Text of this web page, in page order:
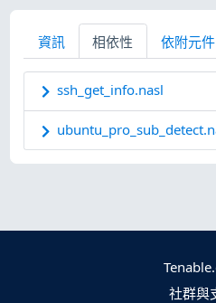
資訊 相依性 依附元件
ssh_get_info.nasl
社群與